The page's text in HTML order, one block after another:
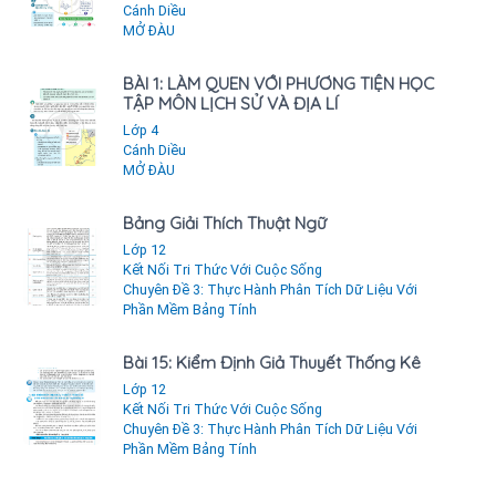
Cánh Diều
MỞ ĐÀU
BÀI 1: LÀM QUEN VỚI PHƯƠNG TIỆN HỌC
TẬP MÔN LỊCH SỬ VÀ ĐỊA LÍ
Lớp 4
Cánh Diều
MỞ ĐÀU
Bảng Giải Thích Thuật Ngữ
Lớp 12
Kết Nối Tri Thức Với Cuộc Sống
Chuyên Đề 3: Thực Hành Phân Tích Dữ Liệu Với
Phần Mềm Bảng Tính
Bài 15: Kiểm Định Giả Thuyết Thống Kê
Lớp 12
Kết Nối Tri Thức Với Cuộc Sống
Chuyên Đề 3: Thực Hành Phân Tích Dữ Liệu Với
Phần Mềm Bảng Tính